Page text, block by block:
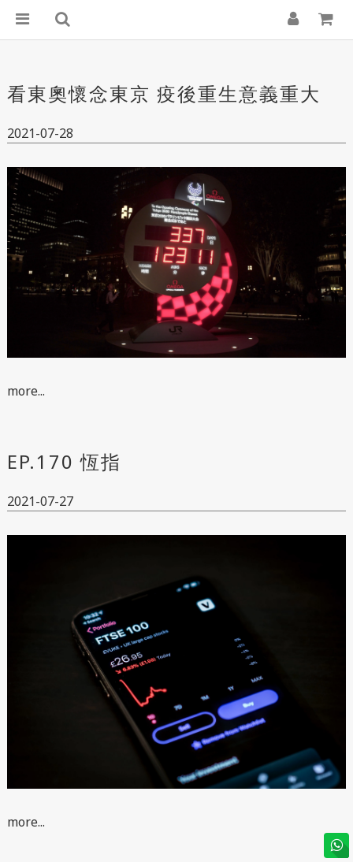
看東奧懷念東京 疫後重生意義重大
2021-07-28
more...
EP.170 恆指
2021-07-27
more...